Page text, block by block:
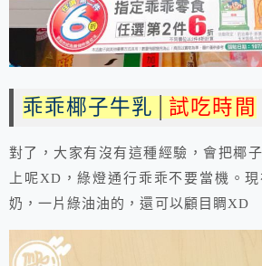
乖乖椰子牛乳 試吃時間
對了，大家有沒有這種經驗，會把椰
上呢XD，綠燈通行乖乖不要當機。
奶，一片綠油油的，還可以顧目睭XD